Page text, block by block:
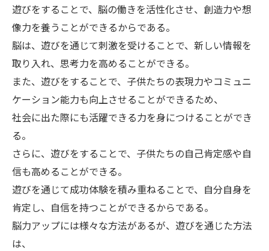
遊びをすることで、脳の働きを活性化させ、創造力や想
像力を養うことができるからである。
脳は、遊びを通じて刺激を受けることで、新しい情報を
取り入れ、思考力を高めることができる。
また、遊びをすることで、子供たちの表現力やコミュニ
ケーション能力も向上させることができるため、
社会に出た際にも活躍できる力を身につけることができ
る。
さらに、遊びをすることで、子供たちの自己肯定感や自
信も高めることができる。
遊びを通じて成功体験を積み重ねることで、自分自身を
肯定し、自信を持つことができるからである。
脳力アップには様々な方法があるが、遊びを通じた方法
は、